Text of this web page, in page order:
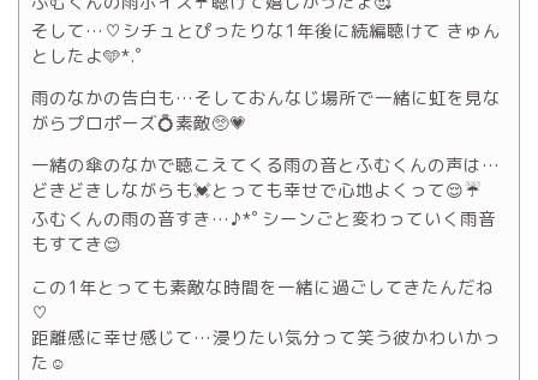
そして…♡シチュとぴったりな1年後に続編聴けて きゅん
としたよ🩵*.゜
雨のなかの告白も…そしておんなじ場所で一緒に虹を見な
がらプロポーズ💍素敵🥺💗
一緒の傘のなかで聴こえてくる雨の音とふむくんの声は…
どきどきしながらも💓とっても幸せで心地よくって😌☔️
ふむくんの雨の音すき…♪*ﾟシーンごと変わっていく雨音
もすてき😌
この1年とっても素敵な時間を一緒に過ごしてきたんだね
♡
距離感に幸せ感じて…浸りたい気分って笑う彼かわいかっ
た☺️